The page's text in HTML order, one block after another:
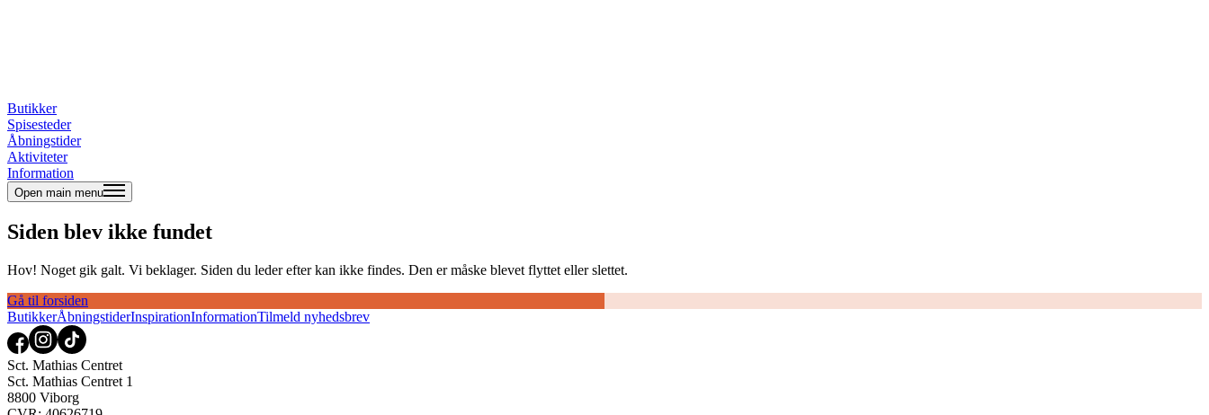
Butikker
Spisesteder
Åbningstider
Aktiviteter
Information
Open main menu
Siden blev ikke fundet
Hov! Noget gik galt. Vi beklager. Siden du leder efter kan ikke findes. Den er måske blevet flyttet eller slettet.
Gå til forsiden
ButikkerÅbningstiderInspirationInformationTilmeld nyhedsbrev
Sct. Mathias Centret
Sct. Mathias Centret 1
8800 Viborg